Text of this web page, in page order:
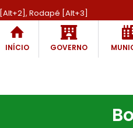
Rodapé [Alt+3]
INÍCIO GOVERNO